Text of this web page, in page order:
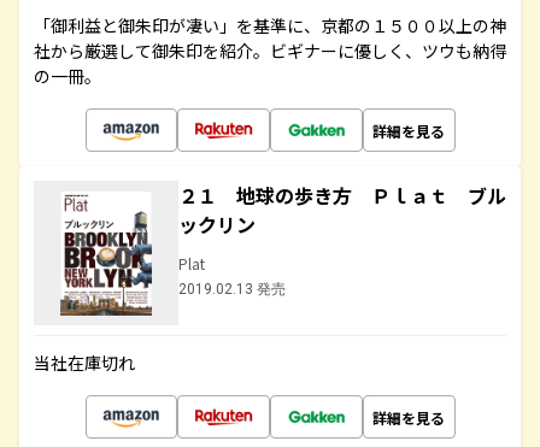
「御利益と御朱印が凄い」を基準に、京都の１５００以上の神
社から厳選して御朱印を紹介。ビギナーに優しく、ツウも納得
の一冊。
詳細を見る
２１ 地球の歩き方 Ｐｌａｔ ブル
ックリン
Plat
2019.02.13 発売
当社在庫切れ
詳細を見る